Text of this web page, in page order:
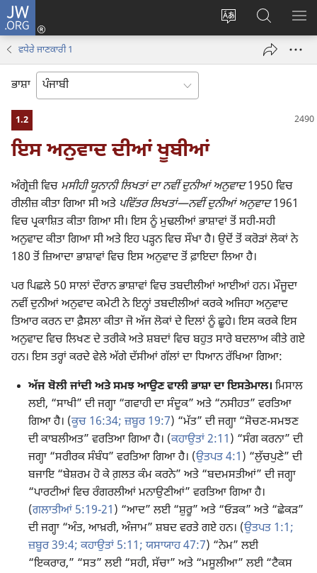
JW.ORG
ਸਾਈਟ
ਭਾਸ਼ਾ
ਲਾਗ-
new
JW.ORG
ʼਤੇ
ਖੋਜ
ਵਧੇਰੇ ਜਾਣਕਾਰੀ 1
ਭਾਸ਼ਾ
1.2
ਇਸ ਅਨੁਵਾਦ ਦੀਆਂ ਖੂਬੀਆਂ
ਅੰਗ੍ਰੇਜ਼ੀ ਵਿਚ ਮਸੀਹੀ ਯੂਨਾਨੀ ਲਿਖਤਾਂ ਦਾ ਨਵੀਂ ਦੁਨੀਆਂ ਅਨੁਵਾਦ1950 ਵਿਚ
ਰੀਲੀਜ਼ ਕੀਤਾ ਗਿਆ ਸੀ ਅਤੇ ਪਵਿੱਤਰ ਲਿਖਤਾਂ​—ਨਵੀਂ ਦੁਨੀਆਂ ਅਨੁਵਾਦ1961
ਵਿਚ ਪ੍ਰਕਾਸ਼ਿਤ ਕੀਤਾ ਗਿਆ ਸੀ। ਇਸ ਨੂੰ ਮੁਢਲੀਆਂ ਭਾਸ਼ਾਵਾਂ ਤੋਂ ਸਹੀ-ਸਹੀ
ਅਨੁਵਾਦ ਕੀਤਾ ਗਿਆ ਸੀ ਅਤੇ ਇਹ ਪੜ੍ਹਨ ਵਿਚ ਸੌਖਾ ਹੈ। ਉਦੋਂ ਤੋਂ ਕਰੋੜਾਂ ਲੋਕਾਂ ਨੇ
180 ਤੋਂ ਜ਼ਿਆਦਾ ਭਾਸ਼ਾਵਾਂ ਵਿਚ ਇਸ ਅਨੁਵਾਦ ਤੋਂ ਫ਼ਾਇਦਾ ਲਿਆ ਹੈ।
ਪਰ ਪਿਛਲੇ 50 ਸਾਲਾਂ ਦੌਰਾਨ ਭਾਸ਼ਾਵਾਂ ਵਿਚ ਤਬਦੀਲੀਆਂ ਆਈਆਂ ਹਨ। ਮੌਜੂਦਾ
ਨਵੀਂ ਦੁਨੀਆਂ ਅਨੁਵਾਦ ਕਮੇਟੀ ਨੇ ਇਨ੍ਹਾਂ ਤਬਦੀਲੀਆਂ ਕਰਕੇ ਅਜਿਹਾ ਅਨੁਵਾਦ
ਤਿਆਰ ਕਰਨ ਦਾ ਫ਼ੈਸਲਾ ਕੀਤਾ ਜੋ ਅੱਜ ਲੋਕਾਂ ਦੇ ਦਿਲਾਂ ਨੂੰ ਛੂਹੇ। ਇਸ ਕਰਕੇ ਇਸ
ਅਨੁਵਾਦ ਵਿਚ ਲਿਖਣ ਦੇ ਤਰੀਕੇ ਅਤੇ ਸ਼ਬਦਾਂ ਵਿਚ ਬਹੁਤ ਸਾਰੇ ਬਦਲਾਅ ਕੀਤੇ ਗਏ
ਹਨ। ਇਸ ਤਰ੍ਹਾਂ ਕਰਦੇ ਵੇਲੇ ਅੱਗੇ ਦੱਸੀਆਂ ਗੱਲਾਂ ਦਾ ਧਿਆਨ ਰੱਖਿਆ ਗਿਆ:
ਅੱਜ ਬੋਲੀ ਜਾਂਦੀ ਅਤੇ ਸਮਝ ਆਉਣ ਵਾਲੀ ਭਾਸ਼ਾ ਦਾ ਇਸਤੇਮਾਲ।ਮਿਸਾਲ
ਲਈ, “ਸਾਖੀ” ਦੀ ਜਗ੍ਹਾ “ਗਵਾਹੀ ਦਾ ਸੰਦੂਕ” ਅਤੇ “ਨਸੀਹਤ” ਵਰਤਿਆ
ਗਿਆ ਹੈ। (ਕੂਚ 16:34; ਜ਼ਬੂਰ 19:7) “ਮੱਤ” ਦੀ ਜਗ੍ਹਾ “ਸੋਚਣ-ਸਮਝਣ
ਦੀ ਕਾਬਲੀਅਤ” ਵਰਤਿਆ ਗਿਆ ਹੈ। (ਕਹਾਉਤਾਂ 2:11) “ਸੰਗ ਕਰਨਾ” ਦੀ
ਜਗ੍ਹਾ “ਸਰੀਰਕ ਸੰਬੰਧ” ਵਰਤਿਆ ਗਿਆ ਹੈ। (ਉਤਪਤ 4:1) “ਲੁੱਚਪੁਣੇ” ਦੀ
ਬਜਾਇ “ਬੇਸ਼ਰਮ ਹੋ ਕੇ ਗ਼ਲਤ ਕੰਮ ਕਰਨੇ” ਅਤੇ “ਬਦਮਸਤੀਆਂ” ਦੀ ਜਗ੍ਹਾ
“ਪਾਰਟੀਆਂ ਵਿਚ ਰੰਗਰਲੀਆਂ ਮਨਾਉਣੀਆਂ” ਵਰਤਿਆ ਗਿਆ ਹੈ।
(ਗਲਾਤੀਆਂ 5:​19-21) “ਆਦ” ਲਈ “ਸ਼ੁਰੂ” ਅਤੇ “ਓੜਕ” ਅਤੇ “ਛੇਕੜ”
ਦੀ ਜਗ੍ਹਾ “ਅੰਤ, ਆਖ਼ਰੀ, ਅੰਜਾਮ” ਸ਼ਬਦ ਵਰਤੇ ਗਏ ਹਨ। (ਉਤਪਤ 1:1;
ਜ਼ਬੂਰ 39:4; ਕਹਾਉਤਾਂ 5:11; ਯਸਾਯਾਹ 47:7) “ਨੇਮ” ਲਈ
“ਇਕਰਾਰ,” “ਸਤ” ਲਈ “ਸਹੀ, ਸੱਚਾ” ਅਤੇ “ਮਸੂਲੀਆ” ਲਈ “ਟੈਕਸ